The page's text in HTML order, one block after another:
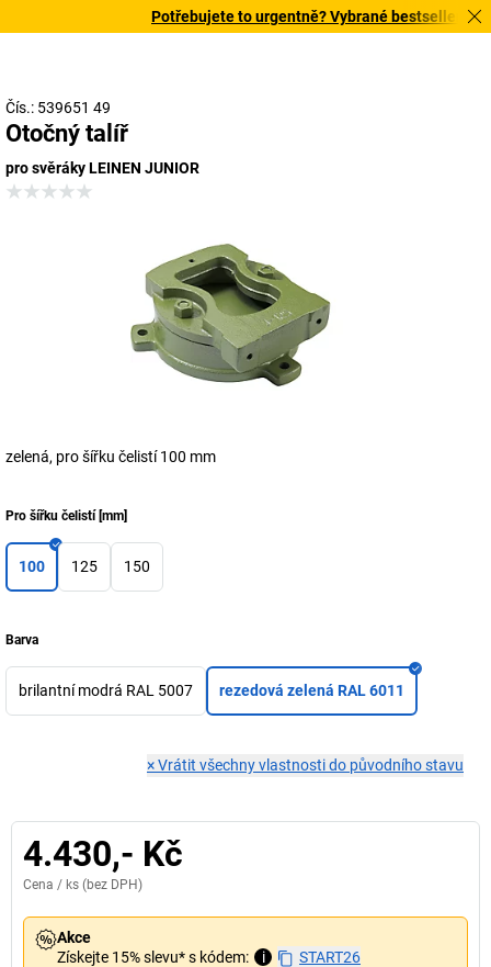
Potřebujete to urgentně? Vybrané bestsellery
Čís.: 539651 49
Otočný talíř
pro svěráky LEINEN JUNIOR
zelená, pro šířku čelistí 100 mm
Pro šířku čelistí [mm]
100 125 150
Barva
brilantní modrá RAL 5007 rezedová zelená RAL 6011
×Vrátit všechny vlastnosti do původního stavu
4.430,- Kč
Cena / ks (bez DPH)
Akce
Získejte 15% slevu* s kódem:
i START26